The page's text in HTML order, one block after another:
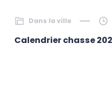
Dans la ville
Calendrier chasse